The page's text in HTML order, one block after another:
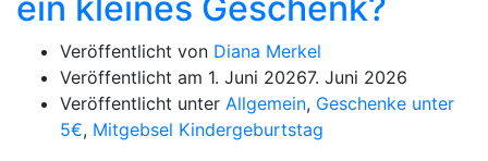
Veröffentlicht von Diana Merkel
Veröffentlicht am 1. Juni 20267. Juni 2026
Veröffentlicht unter Allgemein, Geschenke unter
5€, Mitgebsel Kindergeburtstag